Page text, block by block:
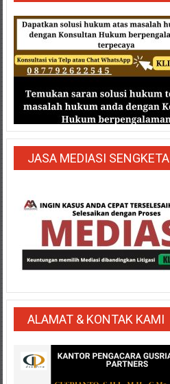
JASA MEDIASI SENGKETA
ALAMAT & KONTAK KAMI